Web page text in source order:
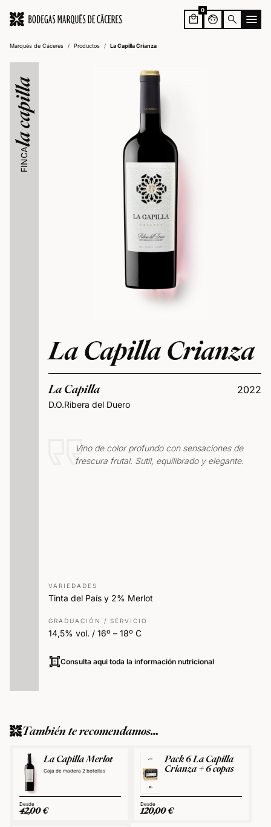
0
face search
Marqués de Cáceres / Productos / La Capilla Crianza
La Capilla Crianza
La Capilla 2022
D.O.Ribera del Duero
Vino de color profundo con sensaciones de
frescura frutal. Sutil, equilibrado y elegante.
VARIEDADES
Tinta del País y 2% Merlot
GRADUACIÓN / SERVICIO
14,5% vol. / 16º – 18º C
Consulta aqui toda la información nutricional
FINCA
la capilla
También te recomendamos…
La Capilla Merlot
Caja de madera 2 botellas
42,00€
Pack 6 La Capilla
Crianza + 6 copas
120,00€